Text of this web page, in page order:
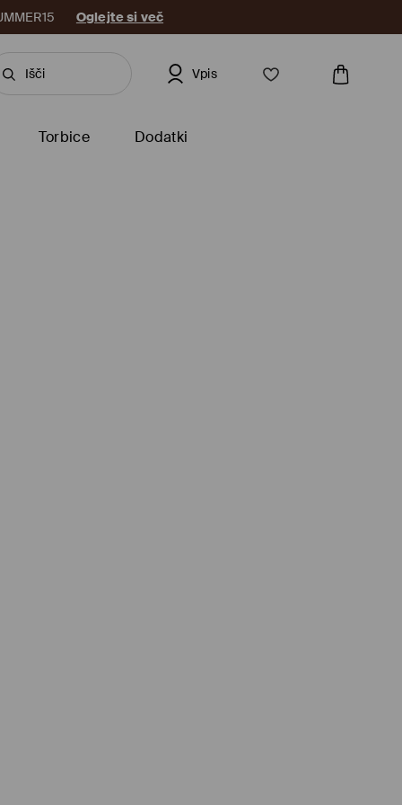
Oglejte si več
Vpis
Torbice Dodatki